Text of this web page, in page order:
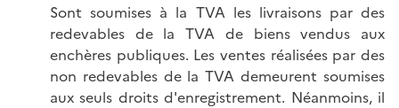
Sont soumises à la TVA les livraisons par des
redevables de la TVA de biens vendus aux
enchères publiques. Les ventes réalisées par des
non redevables de la TVA demeurent soumises
aux seuls droits d'enregistrement. Néanmoins, il